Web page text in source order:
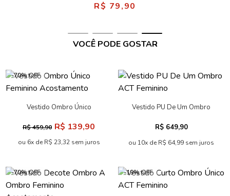
R$ 79,90
VOCÊ PODE GOSTAR
-70% OFF
Vestido Ombro Único
R$ 459,90 R$ 139,90
ou 6x de R$ 23,32 sem juros
Vestido PU De Um Ombro
R$ 649,90
ou 10x de R$ 64,99 sem juros
-70% OFF -19% OFF